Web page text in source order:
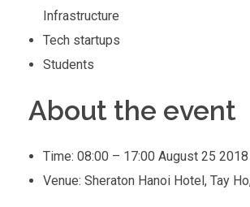
Infrastructure
Tech startups
Students
About the event
Time: 08:00 – 17:00 August 25 2018
Venue: Sheraton Hanoi Hotel, Tay